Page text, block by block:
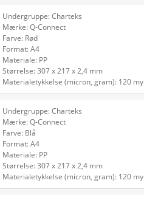
Undergruppe: Charteks
Mærke: Q-Connect
Farve: Rød
Format: A4
Materiale: PP
Størrelse: 307 x 217 x 2,4 mm
Materialetykkelse (micron, gram): 120 my
Undergruppe: Charteks
Mærke: Q-Connect
Farve: Blå
Format: A4
Materiale: PP
Størrelse: 307 x 217 x 2,4 mm
Materialetykkelse (micron, gram): 120 my